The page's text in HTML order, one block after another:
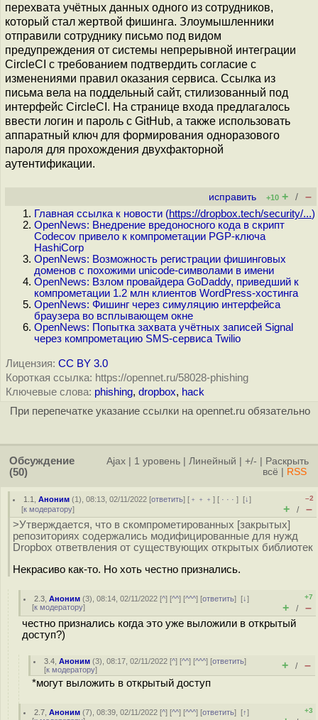
перехвата учётных данных одного из сотрудников,
который стал жертвой фишинга. Злоумышленники
отправили сотруднику письмо под видом
предупреждения от системы непрерывной интеграции
CircleCI с требованием подтвердить согласие с
изменениями правил оказания сервиса. Ссылка из
письма вела на поддельный сайт, стилизованный под
интерфейс CircleCI. На странице входа предлагалось
ввести логин и пароль с GitHub, а также использовать
аппаратный ключ для формирования одноразового
пароля для прохождения двухфакторной
аутентификации.
исправить +10 + / –
Главная ссылка к новости (https://dropbox.tech/security/...)
OpenNews: Внедрение вредоносного кода в скрипт
Codecov привело к компрометации PGP-ключа
HashiCorp
OpenNews: Возможность регистрации фишинговых
доменов с похожими unicode-символами в имени
OpenNews: Взлом провайдера GoDaddy, приведший к
компрометации 1.2 млн клиентов WordPress-хостинга
OpenNews: Фишинг через симуляцию интерфейса
браузера во всплывающем окне
OpenNews: Попытка захвата учётных записей Signal
через компрометацию SMS-сервиса Twilio
Лицензия: CC BY 3.0
Короткая ссылка: https://opennet.ru/58028-phishing
Ключевые слова: phishing, dropbox, hack
При перепечатке указание ссылки на opennet.ru обязательно
Обсуждение
(50)
Ajax 1 уровень Линейный +/-
Раскрыть
всё
RSS
1.1 ,Аноним (1), 08:13, 02/11/2022 [ответить] [ ﹢﹢﹢] [ · · ·][↓]
[к модератору]
–2
+ / –
>Утверждается, что в скомпрометированных [закрытых]
репозиториях содержались модифицированные для нужд
Dropbox ответвления от существующих открытых библиотек
Некрасиво как-то. Но хоть честно признались.
2.3 ,Аноним (3), 08:14, 02/11/2022 [^] [^^] [^^^] [ответить][↓]
[к модератору]
+7
+ / –
честно признались когда это уже выложили в открытый
доступ?)
3.4 ,Аноним (3), 08:17, 02/11/2022 [^] [^^] [^^^] [ответить]
[к модератору] + / –
*могут выложить в открытый доступ
2.7 ,Аноним (7), 08:39, 02/11/2022 [^] [^^] [^^^] [ответить][↑]
+3